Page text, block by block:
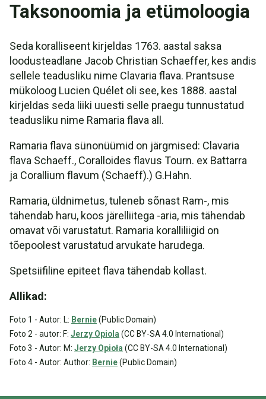
Taksonoomia ja etümoloogia
Seda koralliseent kirjeldas 1763. aastal saksa
loodusteadlane Jacob Christian Schaeffer, kes andis
sellele teadusliku nime Clavaria flava. Prantsuse
mükoloog Lucien Quélet oli see, kes 1888. aastal
kirjeldas seda liiki uuesti selle praegu tunnustatud
teadusliku nime Ramaria flava all.
Ramaria flava sünonüümid on järgmised: Clavaria
flava Schaeff., Coralloides flavus Tourn. ex Battarra
ja Corallium flavum (Schaeff).) G.Hahn.
Ramaria, üldnimetus, tuleneb sõnast Ram-, mis
tähendab haru, koos järelliitega -aria, mis tähendab
omavat või varustatut. Ramaria koralliliigid on
tõepoolest varustatud arvukate harudega.
Spetsiifiline epiteet flava tähendab kollast.
Allikad:
Foto 1 - Autor: L: Bernie(Public Domain)
Foto 2 - autor: F: Jerzy Opiola (CC BY-SA 4.0 International)
Foto 3 - Autor: M: Jerzy Opioła (CC BY-SA 4.0 International)
Foto 4 - Autor: Author: Bernie(Public Domain)